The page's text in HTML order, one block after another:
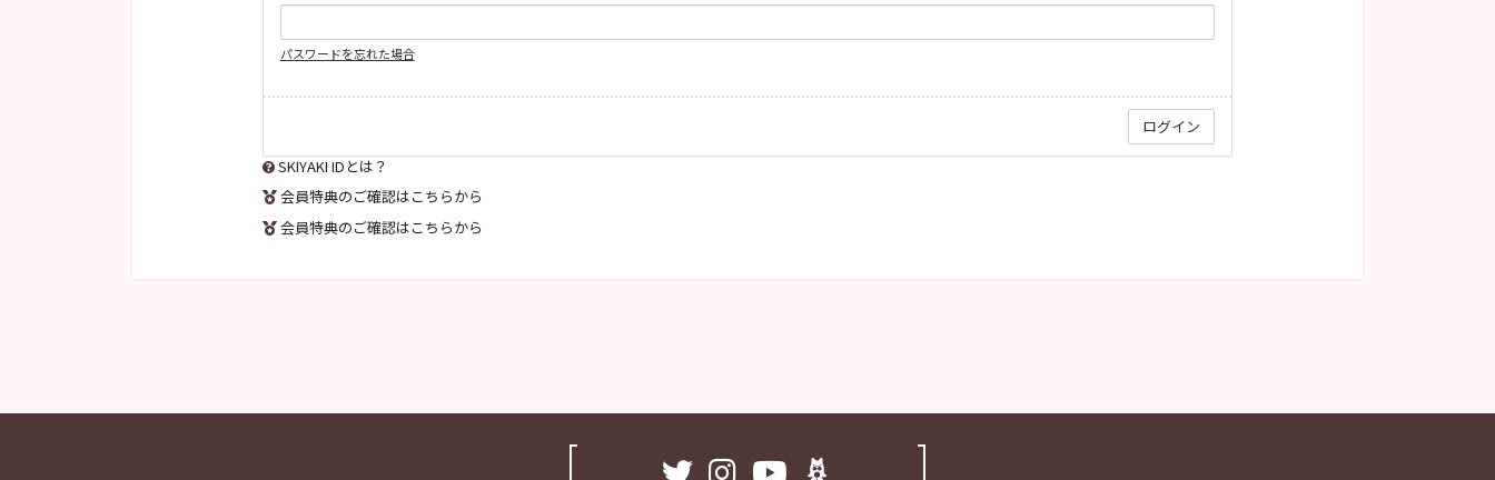
パスワードを忘れた場合
SKIYAKI IDとは？
会員特典のご確認はこちらから
会員特典のご確認はこちらから